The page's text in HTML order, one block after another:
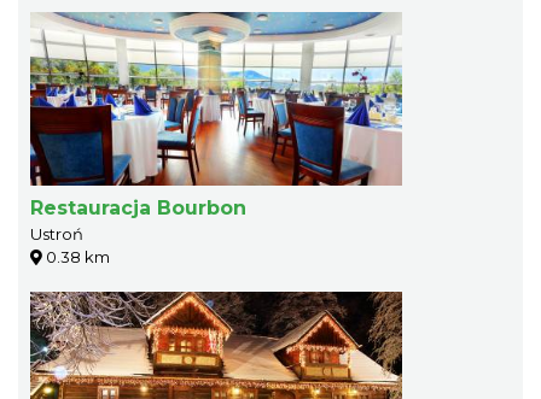
Restauracja Bourbon
Ustroń
0.38 km